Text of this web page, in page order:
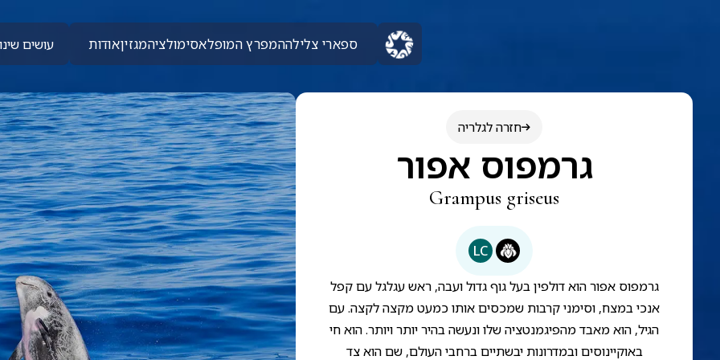
ספארי צלילההמפרץ המופלאסימולציהמגזיןאודות עושים
חזרה לגלריה
גרמפוס אפור
Grampus griseus
LC
גרמפוס אפור הוא דולפין בעל גוף גדול ועבה, ראש עגלגל עם קפל
אנכי במצח, וסימני קרבות שמכסים אותו כמעט מקצה לקצה. עם
הגיל, הוא מאבד מהפיגמנטציה שלו ונעשה בהיר יותר ויותר. הוא חי
באוקיינוסים ובמדרונות יבשתיים ברחבי העולם, שם הוא צד